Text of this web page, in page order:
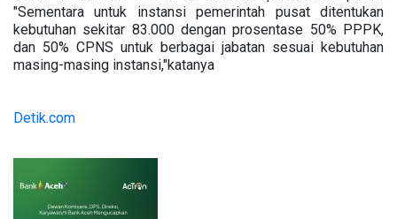
"Sementara untuk instansi pemerintah pusat ditentukan
kebutuhan sekitar 83.000 dengan prosentase 50% PPPK,
dan 50% CPNS untuk berbagai jabatan sesuai kebutuhan
masing-masing instansi,"katanya
Detik.com